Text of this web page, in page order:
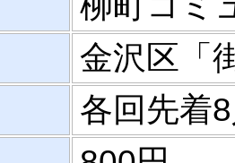
金沢区「
各回先着